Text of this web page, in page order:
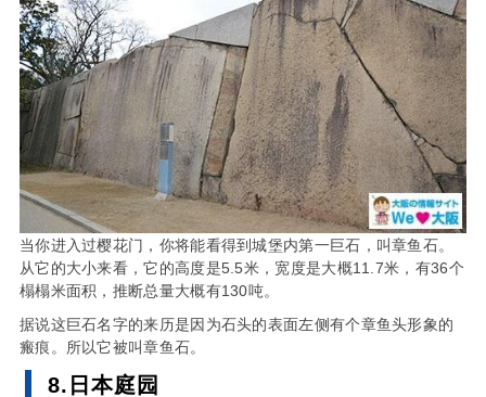
当你进入过樱花门，你将能看得到城堡内第一巨石，叫章鱼石。
从它的大小来看，它的高度是5.5米，宽度是大概11.7米，有36个
榻榻米面积，推断总量大概有130吨。
据说这巨石名字的来历是因为石头的表面左侧有个章鱼头形象的
瘢痕。所以它被叫章鱼石。
8.日本庭园